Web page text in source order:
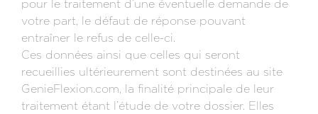
pour le traitement d’une éventuelle demande de
votre part, le défaut de réponse pouvant
entraîner le refus de celle-ci.
Ces données ainsi que celles qui seront
recueillies ultérieurement sont destinées au site
GenieFlexion.com, la finalité principale de leur
traitement étant l’étude de votre dossier. Elles